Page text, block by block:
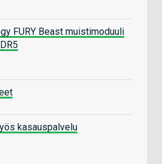
FURY Beast muistimoduuli
kasauspalvelu